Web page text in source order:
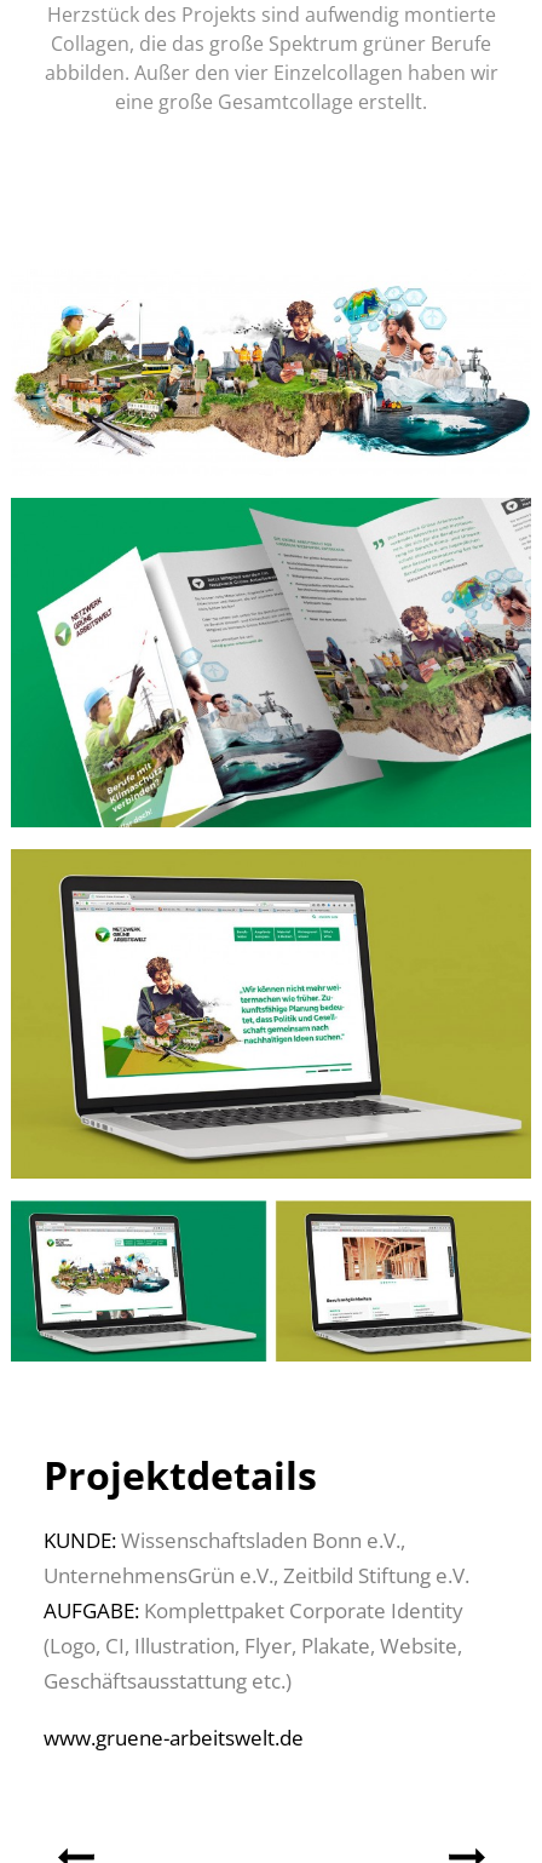
Herzstück des Projekts sind aufwendig montierte
Collagen, die das große Spektrum grüner Berufe
abbilden. Außer den vier Einzelcollagen haben wir
eine große Gesamtcollage erstellt.
Projektdetails
KUNDE:Wissenschaftsladen Bonn e.V.,
UnternehmensGrün e.V., Zeitbild Stiftung e.V.
AUFGABE: Komplettpaket Corporate Identity
(Logo, CI, Illustration, Flyer, Plakate, Website,
Geschäftsausstattung etc.)
www.gruene-arbeitswelt.de